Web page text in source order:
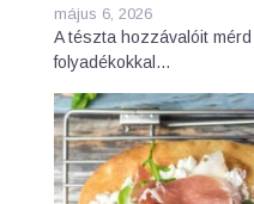
május 6, 2026
A tészta hozzávalóit
folyadékokkal…